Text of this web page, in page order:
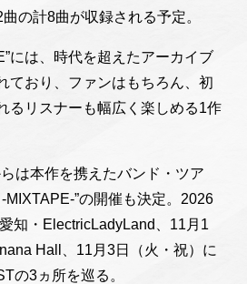
の計8曲が収録される予定。
には、時代を超えたアーカイブ
ており、ファンはもちろん、初
るリスナーも幅広く楽しめる1作
は本作を携えたバンド・ツア
MIXTAPE-”の開催も決定。2026
知・ElectricLadyLand、11月1
Hall、11月3日（火・祝）に
の3ヵ所を巡る。